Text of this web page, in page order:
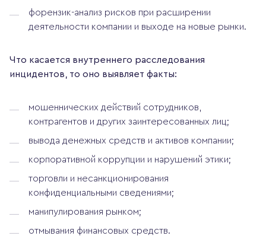
форензик-анализ рисков при расширении
деятельности компании и выходе на новые рынки.
Что касается внутреннего расследования
инцидентов, то оно выявляет факты:
мошеннических действий сотрудников,
контрагентов и других заинтересованных лиц;
вывода денежных средств и активов компании;
корпоративной коррупции и нарушений этики;
торговли и несанкционирования
конфиденциальными сведениями;
манипулирования рынком;
отмывания финансовых средств.